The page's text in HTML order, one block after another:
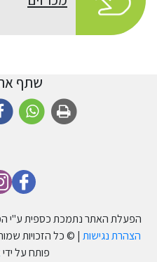
שתף
הפעלת האתר נתמכת כספית ע''י
הצהרת נגישות | © כל הזכויות
פותח על ידי